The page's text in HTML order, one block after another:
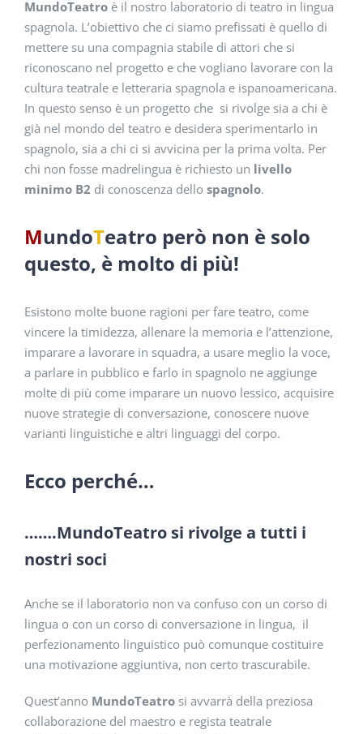
MundoTeatro è il nostro laboratorio di teatro in lingua
spagnola. L’obiettivo che ci siamo prefissati è quello di
mettere su una compagnia stabile di attori che si
riconoscano nel progetto e che vogliano lavorare con la
cultura teatrale e letteraria spagnola e ispanoamericana.
In questo senso è un progetto che si rivolge sia a chi è
già nel mondo del teatro e desidera sperimentarlo in
spagnolo, sia a chi ci si avvicina per la prima volta. Per
chi non fosse madrelingua è richiesto un livello
minimo B2 di conoscenza dello spagnolo.
MundoTeatro però non è solo
questo, è molto di più!
Esistono molte buone ragioni per fare teatro, come
vincere la timidezza, allenare la memoria e l’attenzione,
imparare a lavorare in squadra, a usare meglio la voce,
a parlare in pubblico e farlo in spagnolo ne aggiunge
molte di più come imparare un nuovo lessico, acquisire
nuove strategie di conversazione, conoscere nuove
varianti linguistiche e altri linguaggi del corpo.
Ecco perché…
…….MundoTeatro si rivolge a tutti i
nostri soci
Anche se il laboratorio non va confuso con un corso di
lingua o con un corso di conversazione in lingua, il
perfezionamento linguistico può comunque costituire
una motivazione aggiuntiva, non certo trascurabile.
Quest’anno MundoTeatro si avvarrà della preziosa
collaborazione del maestro e regista teatrale